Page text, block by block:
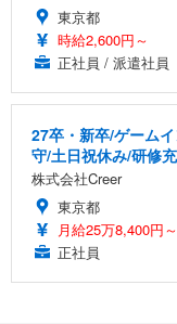
東京都
時給2,600円～
正社員 / 派遣社員
27卒・新卒/ゲーム
守/土日祝休み/研修
株式会社Creer
東京都
月給25万8,400円
正社員